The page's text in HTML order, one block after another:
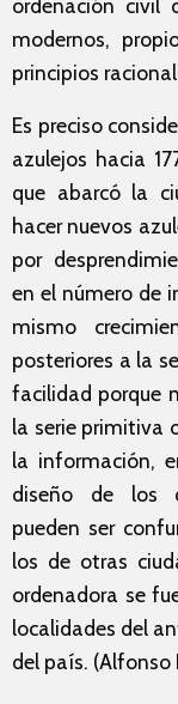
modernos,
principios
Es preciso
azulejos hacia
que abarcó la
hacer nuevos
por
en el número de
mismo
posteriores a la
facilidad porque
la serie primitiva
la información,
diseño de los
pueden ser
los de otras
ordenadora se
localidades del
del país. (Alfonso